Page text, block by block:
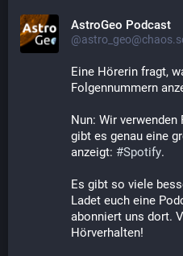
AstroGeo Podcast
Eine Hörerin fragt,
Folgennummern
Nun: Wir
gibt es genau eine
anzeigt: #Spotify.
Es gibt so viele
Ladet euch eine
abonniert uns dort.
Hörverhalten!